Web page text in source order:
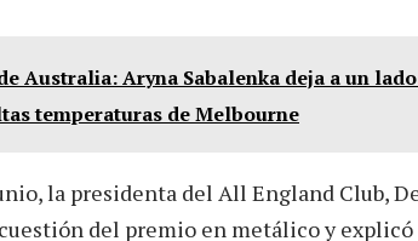
Australia: Aryna Sabalenka deja a un
temperaturas de Melbourne
la presidenta del All England Club,
del premio en metálico y